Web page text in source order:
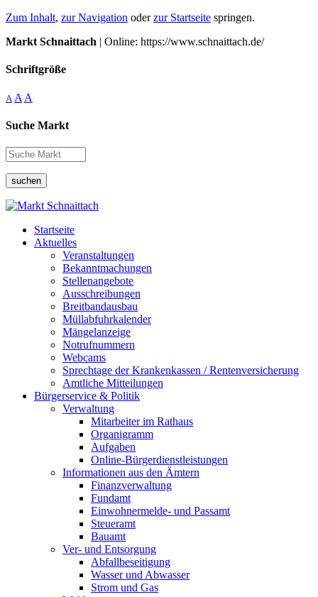
Zum Inhalt, zur Navigation oderzur Startseite springen.
Markt Schnaittach | Online: https://www.schnaittach.de/
Schriftgröße
A A A
Suche Markt
suchen
Startseite
Aktuelles
Veranstaltungen
Bekanntmachungen
Stellenangebote
Ausschreibungen
Breitbandausbau
Müllabfuhrkalender
Mängelanzeige
Notrufnummern
Webcams
Sprechtage der Krankenkassen / Rentenversicherung
Amtliche Mitteilungen
Bürgerservice & Politik
Verwaltung
Mitarbeiter im Rathaus
Organigramm
Aufgaben
Online-Bürgerdienstleistungen
Informationen aus den Ämtern
Finanzverwaltung
Fundamt
Einwohnermelde- und Passamt
Steueramt
Bauamt
Ver- und Entsorgung
Abfallbeseitigung
Wasser und Abwasser
Strom und Gas